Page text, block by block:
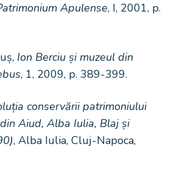
Apulense, I, 2001, p.
Ion Berciu și muzeul din
, 1, 2009, p. 389-399.
conservării patrimoniului
Aiud, Alba Iulia, Blaj și
, Alba Iulia, Cluj-Napoca,